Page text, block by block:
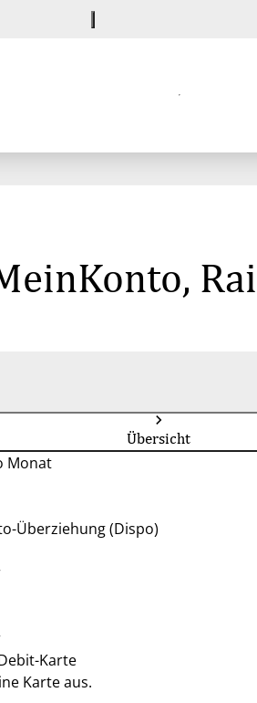
Übersicht
Monat
Überziehung (Dispo)
Karte
Karte aus.